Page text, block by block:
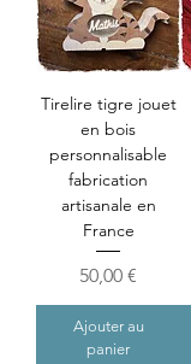
Tirelire tigre jouet
en bois
personnalisable
fabrication
artisanale en
France
Prix
50,00 €
Ajouter au
panier